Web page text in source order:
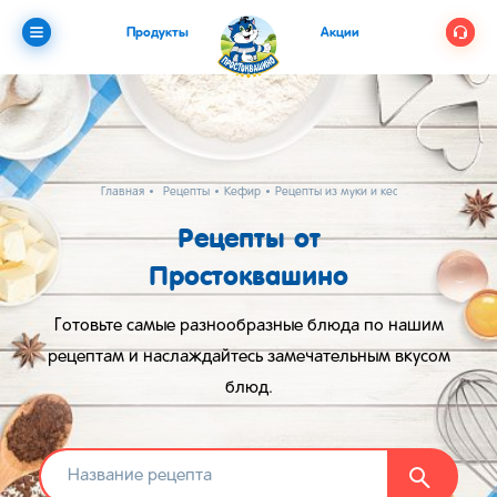
Продукты Акции
Главная Рецепты Кефир Рецепты из муки и кефира
Рецепты от
Простоквашино
Готовьте самые разнообразные блюда по нашим
рецептам и наслаждайтесь замечательным вкусом
блюд.
Найти